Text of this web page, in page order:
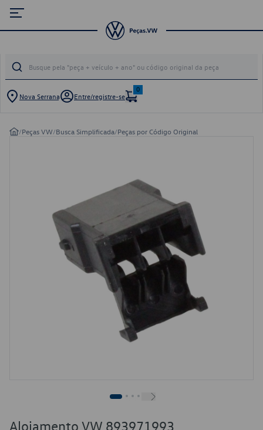
Nova Serrana Entre/registre-se
0
/Peças VW/Busca Simplificada/Peças por Código Original
Alojamento VW 893971993